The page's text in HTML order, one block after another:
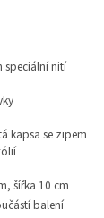
speciální nití
kapsa se zipem
šířka 10 cm
balení